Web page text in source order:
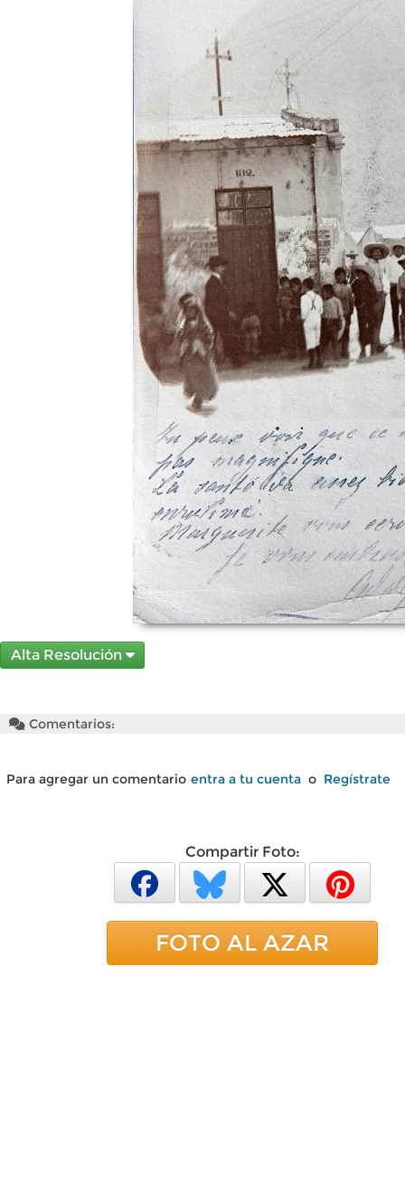
Alta Resolución
Comentarios:
Para agregar un comentario entra a tu cuenta o Regístrate
Compartir Foto:
FOTO AL AZAR